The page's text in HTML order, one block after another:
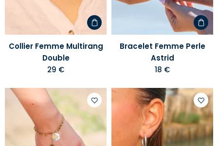
Collier Femme Multirang
Double
29 €
Bracelet Femme Perle
Astrid
18 €
Ajouter
à
à
votre